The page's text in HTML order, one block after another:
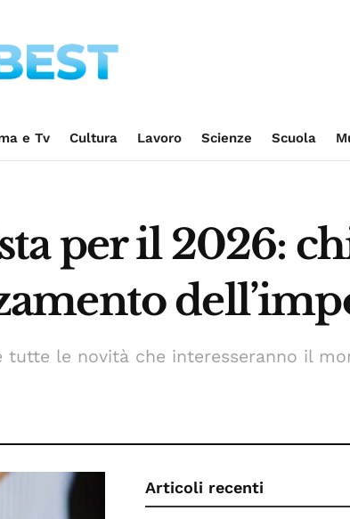
e Tv Cultura Lavoro Scienze Scuola
per il 2026:
le novità che interesseranno il
Articoli recenti